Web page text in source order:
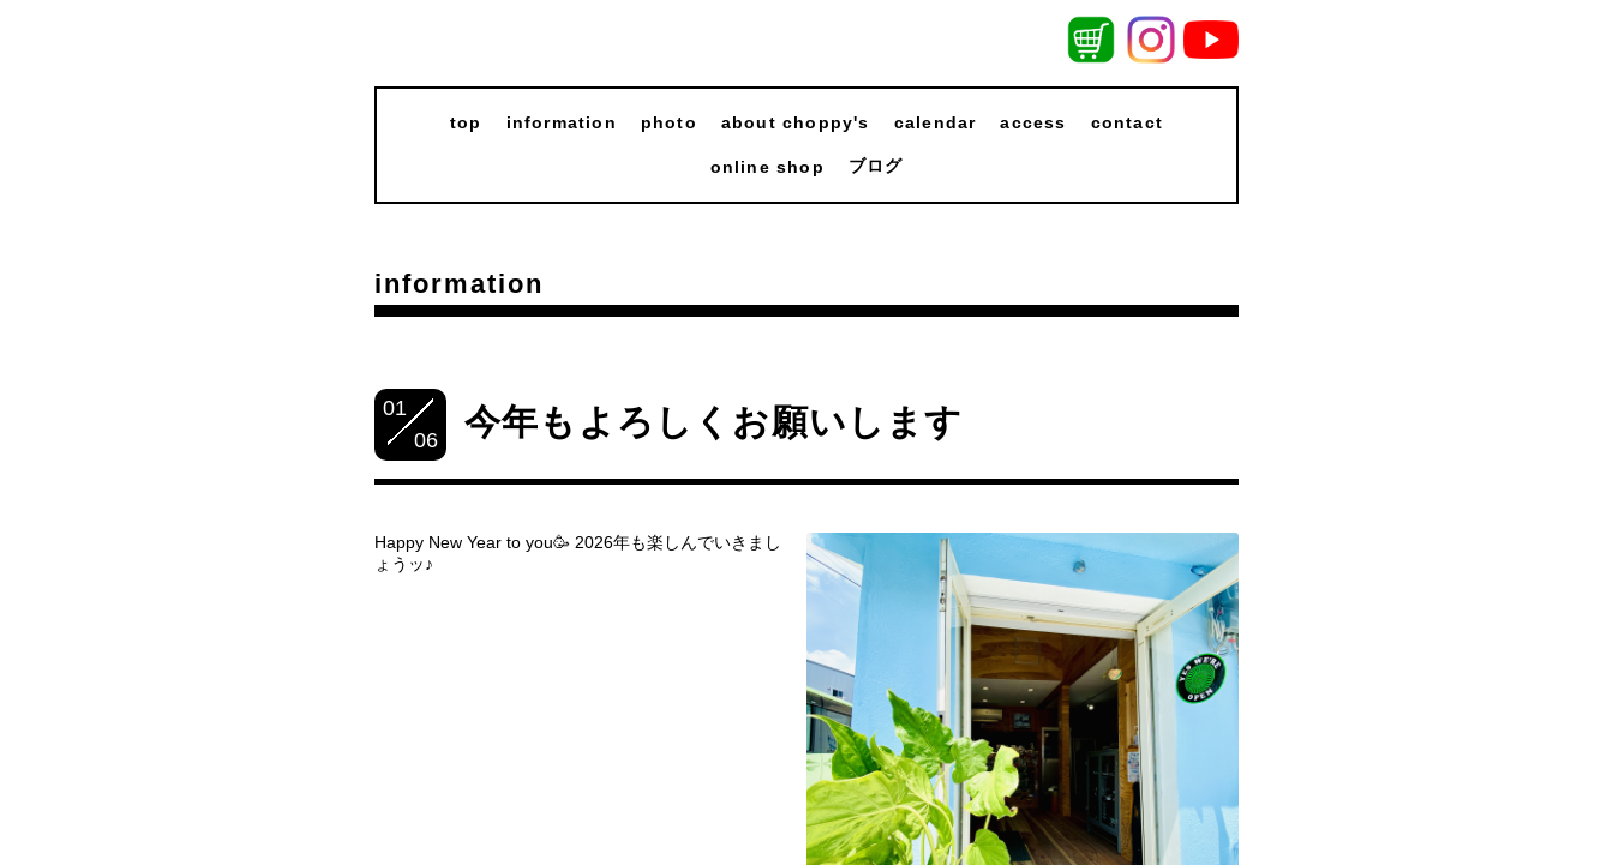
top information photo about choppy's calendar access contact
online shop ブログ
information
01
06
今年もよろしくお願いします
Happy New Year to you🥳 2026年も楽しんでいきまし
ょうッ♪